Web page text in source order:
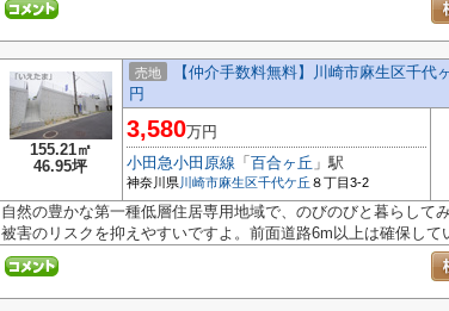
155.21㎡
46.95坪
売地
【仲介手数料無料】川崎市麻生区千
円
3,580万円
小田急小田原線 「 百合ヶ丘 」駅
神奈川県川崎市麻生区千代ケ丘 ８丁目3-2
自然の豊かな第一種低層住居専用地域で、のびのびと暮らして
被害のリスクを抑えやすいですよ。前面道路6m以上は確保して